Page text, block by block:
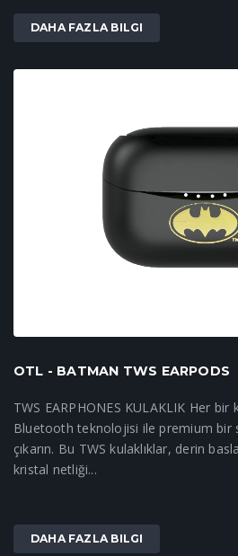
DAHA FAZLA BILGI
OTL - BATMAN TWS EARPODS
TWS EARPHONES KULAKLIK Her bir
Bluetooth teknolojisi ile premium bir
çıkarın. Bu TWS kulaklıklar, derin
kristal netliği...
DAHA FAZLA BILGI